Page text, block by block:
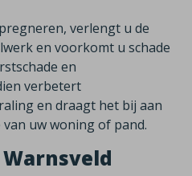
verlengt u de
en voorkomt u schade
en
verbetert
en draagt het bij aan
uw woning of pand.